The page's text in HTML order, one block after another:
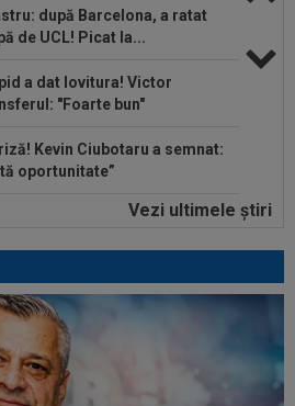
după Barcelona, a ratat
de UCL! Picat la...
a dat lovitura! Victor
"Foarte bun"
Kevin Ciubotaru a semnat:
oportunitate”
pe David Popovici înaintea
a ”explodat”, după UTA -
respect nu...
pentru FCSB! A făcut
eu lui Gigi unul bun”
Vezi ultimele ştiri